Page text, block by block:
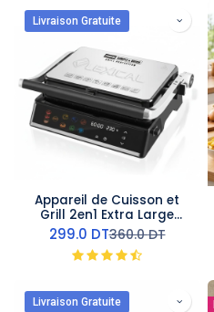
Livraison Gratuite
Appareil de Cuisson et
Grill 2en1 Extra Large
Lexical Avec afficheur
2000W
299.0 DT360.0DT
Livraison Gratuite